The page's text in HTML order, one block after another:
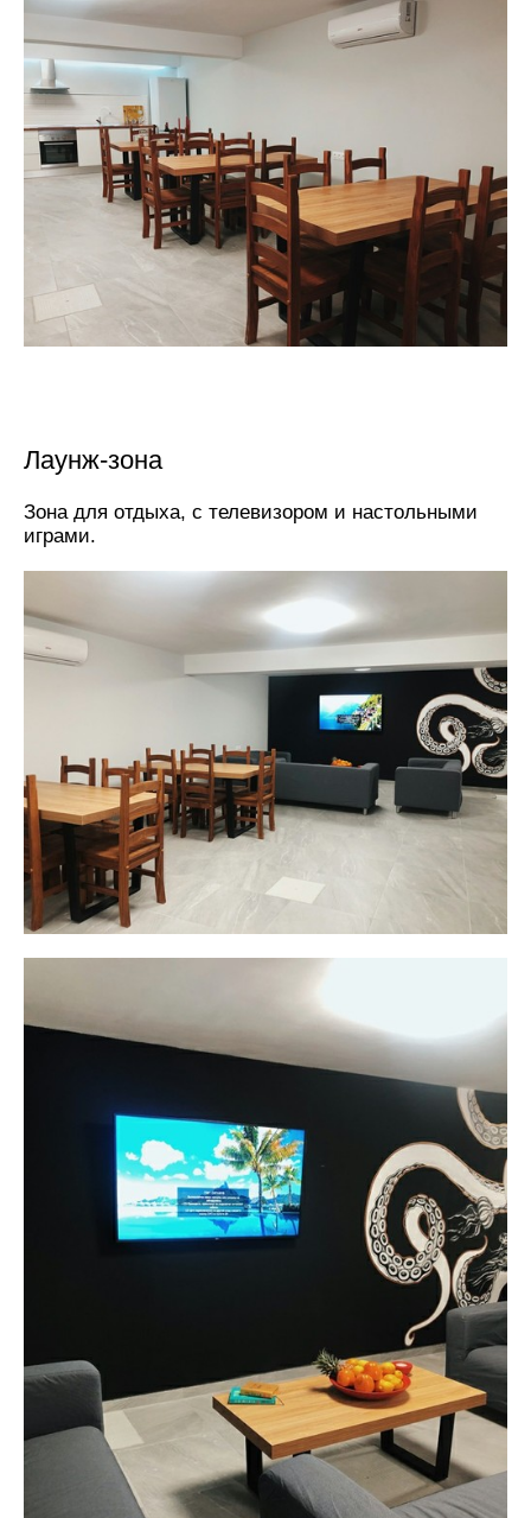
Лаунж-зона
Зона для отдыха, с телевизором и настольными
играми.